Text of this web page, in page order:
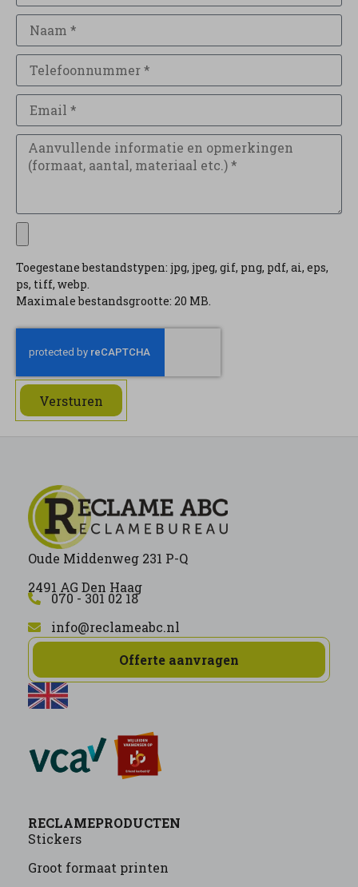
Toegestane bestandstypen: jpg, jpeg, gif, png, pdf, ai, eps,
ps, tiff, webp.
Maximale bestandsgrootte: 20 MB.
Versturen
Oude Middenweg 231 P-Q
2491 AG Den Haag
070 - 301 02 18
info@reclameabc.nl
Offerte aanvragen
RECLAMEPRODUCTEN
Stickers
Groot formaat printen